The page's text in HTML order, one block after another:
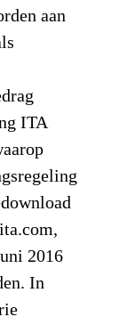
aan
ITA
2016
In